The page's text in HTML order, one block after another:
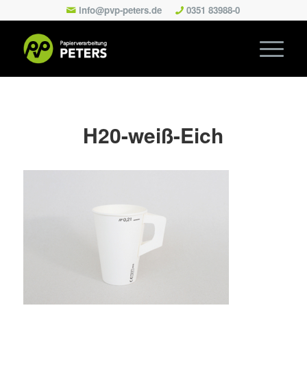
info@pvp-peters.de 0351 83988-0
H20-weiß-Eich